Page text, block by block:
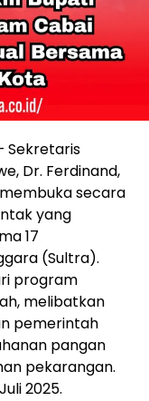
Sekretaris
Dr. Ferdinand,
membuka secara
yang
17
(Sultra).
program
melibatkan
pemerintah
pangan
pekarangan.
2025.